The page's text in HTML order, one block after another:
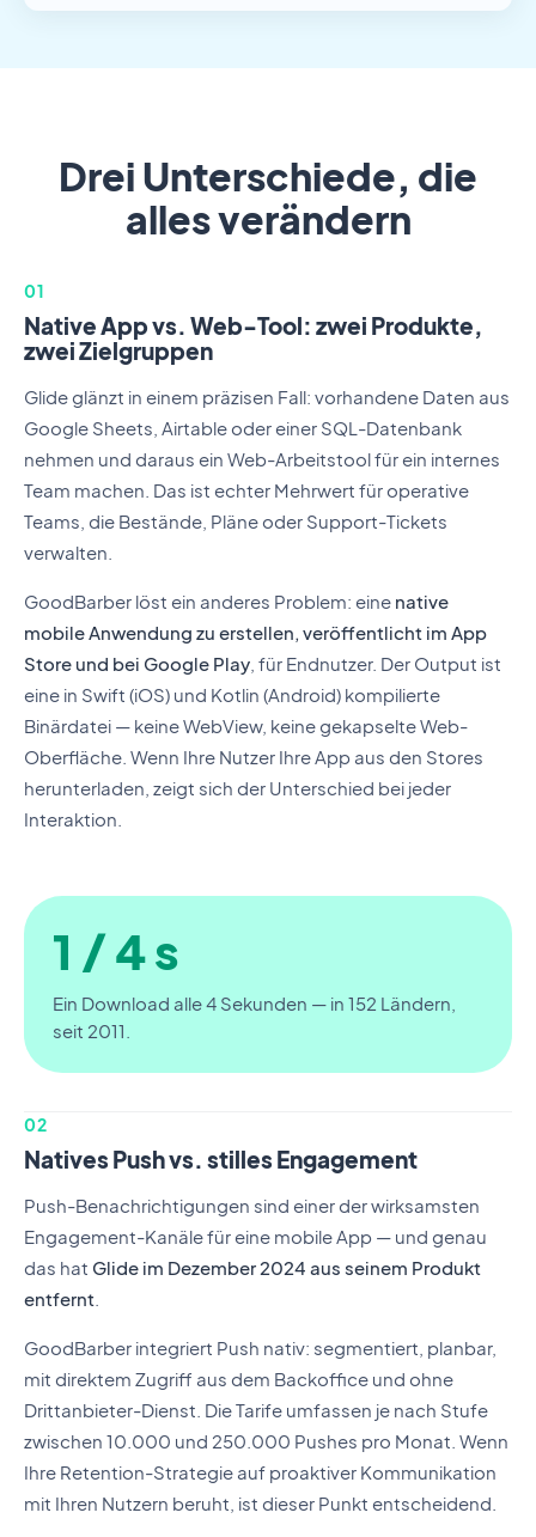
Drei Unterschiede, die
alles verändern
01
Native App vs. Web-Tool: zwei Produkte,
zwei Zielgruppen
Glide glänzt in einem präzisen Fall: vorhandene Daten aus
Google Sheets, Airtable oder einer SQL-Datenbank
nehmen und daraus ein Web-Arbeitstool für ein internes
Team machen. Das ist echter Mehrwert für operative
Teams, die Bestände, Pläne oder Support-Tickets
verwalten.
GoodBarber löst ein anderes Problem: eine native
mobile Anwendung zu erstellen, veröffentlicht im App
Store und bei Google Play , für Endnutzer. Der Output ist
eine in Swift (iOS) und Kotlin (Android) kompilierte
Binärdatei — keine WebView, keine gekapselte Web-
Oberfläche. Wenn Ihre Nutzer Ihre App aus den Stores
herunterladen, zeigt sich der Unterschied bei jeder
Interaktion.
1 / 4 s
Ein Download alle 4 Sekunden — in 152 Ländern,
seit 2011.
02
Natives Push vs. stilles Engagement
Push-Benachrichtigungen sind einer der wirksamsten
Engagement-Kanäle für eine mobile App — und genau
das hat Glide im Dezember 2024 aus seinem Produkt
entfernt
GoodBarber integriert Push nativ: segmentiert, planbar,
mit direktem Zugriff aus dem Backoffice und ohne
Drittanbieter-Dienst. Die Tarife umfassen je nach Stufe
zwischen 10.000 und 250.000 Pushes pro Monat. Wenn
Ihre Retention-Strategie auf proaktiver Kommunikation
mit Ihren Nutzern beruht, ist dieser Punkt entscheidend.